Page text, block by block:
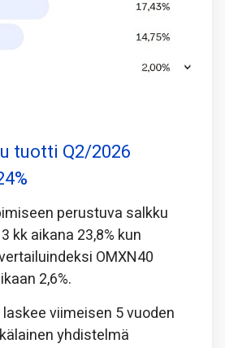
tuotti Q2/2026
perustuva salkku
kk aikana 23,8% kun
OMXN40
2,6%.
viimeisen 5 vuoden
yhdistelmä